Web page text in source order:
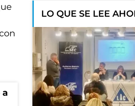
LO QUE SE LEE